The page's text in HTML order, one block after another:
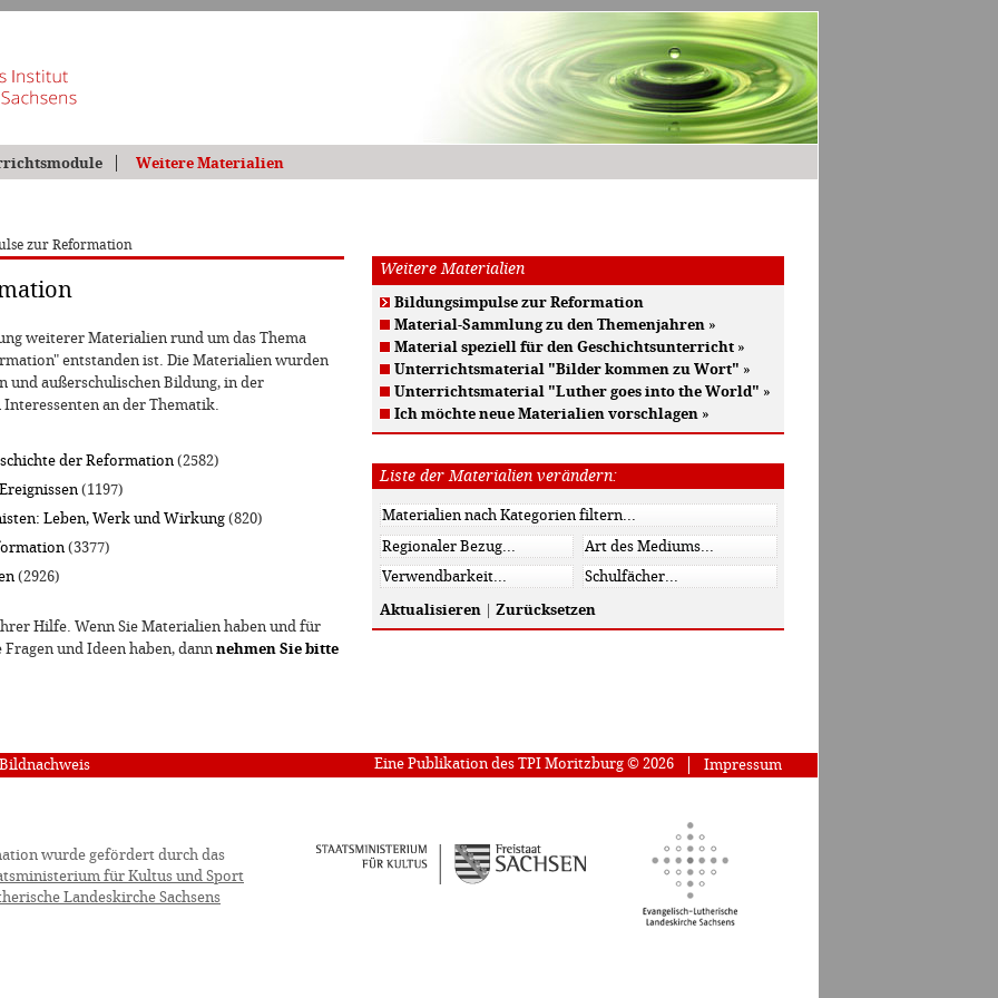
Weitere Materialien
zur Reformation
weiterer Materialien rund um das Thema
entstanden ist. Die Materialien wurden
und außerschulischen Bildung, in der
an der Thematik.
der Reformation(2582)
(1197)
Leben, Werk und Wirkung(820)
(3377)
(2926)
Hilfe. Wenn Sie Materialien haben und für
und Ideen haben, dann nehmen Sie bitte
Weitere Materialien
Bildungsimpulse zur Reformation
Material-Sammlung zu den Themenjahren »
Material speziell für den Geschichtsunterricht »
Unterrichtsmaterial "Bilder kommen zu Wort" »
Unterrichtsmaterial "Luther goes into the World" »
Ich möchte neue Materialien vorschlagen »
Liste der Materialien verändern:
Aktualisieren Zurücksetzen
Impressum
Eine Publikation des TPI Moritzburg © 2026
Bildnachweis
wurde gefördert durch das
für Kultus und Sport
Landeskirche Sachsens